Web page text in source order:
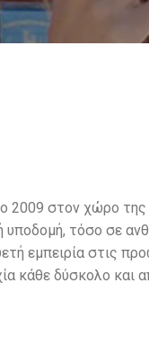
2009 στον χώρο της
υποδομή, τόσο σε
εμπειρία στις
κάθε δύσκολο και